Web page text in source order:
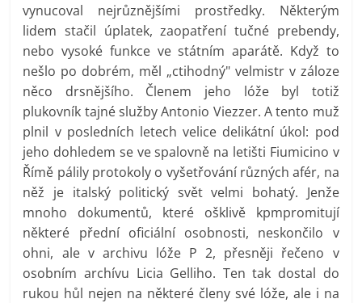
vynucoval nejrůznějšími prostředky. Některým
lidem stačil úplatek, zaopatření tučné prebendy,
nebo vysoké funkce ve státním aparátě. Když to
nešlo po dobrém, měl „ctihodný" velmistr v záloze
něco drsnějšího. Členem jeho lóže byl totiž
plukovník tajné služby Antonio Viezzer. A tento muž
plnil v posledních letech velice delikátní úkol: pod
jeho dohledem se ve spalovně na letišti Fiumicino v
Římě pálily protokoly o vyšetřování různých afér, na
něž je italský politický svět velmi bohatý. Jenže
mnoho dokumentů, které ošklivě kpmpromitují
některé přední oficiální osobnosti, neskončilo v
ohni, ale v archivu lóže P 2, přesněji řečeno v
osobním archívu Licia Gelliho. Ten tak dostal do
rukou hůl nejen na některé členy své lóže, ale i na